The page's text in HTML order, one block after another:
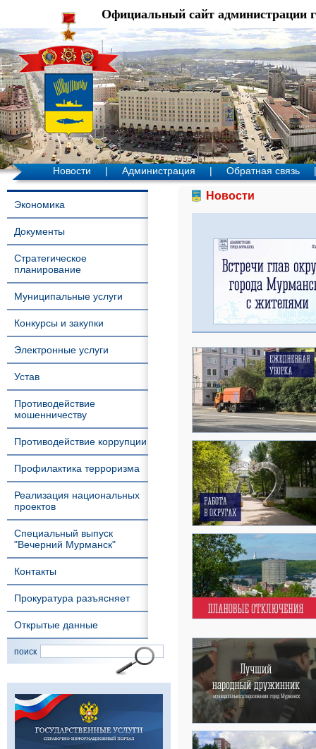
Официальный сайт администрации
Новости | Администрация | Обратная связь |
Экономика
Документы
Стратегическое
планирование
Муниципальные услуги
Конкурсы и закупки
Электронные услуги
Устав
Противодействие
мошенничеству
Противодействие коррупции
Профилактика терроризма
Реализация национальных
проектов
Специальный выпуск
"Вечерний Мурманск"
Контакты
Прокуратура разъясняет
Открытые данные
поиск
Новости